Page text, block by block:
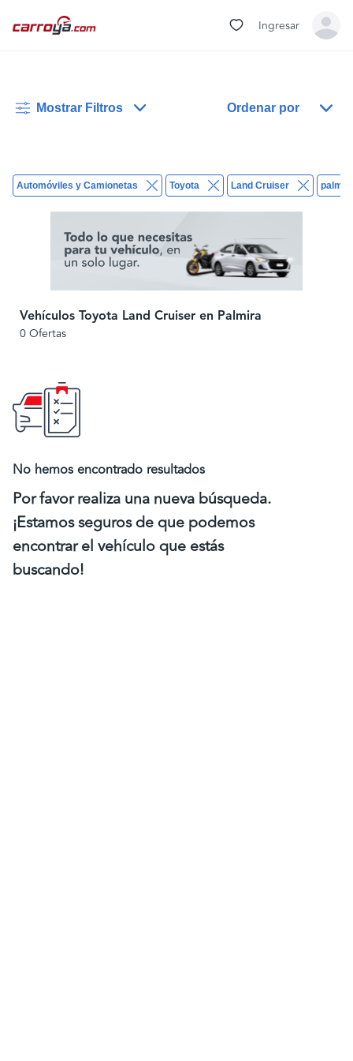
Ingresar
Mostrar Filtros Ordenar por
Automóviles y Camionetas Toyota Land Cruiser
Vehículos Toyota Land Cruiser en Palmira
0 Ofertas
No hemos encontrado resultados
Por favor realiza una nueva búsqueda.
¡Estamos seguros de que podemos
encontrar el vehículo que estás
buscando!